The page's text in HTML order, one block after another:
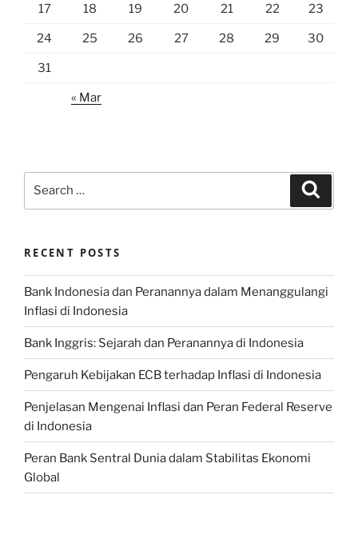
17 18 19 20 21 22 23
24 25 26 27 28 29 30
31
« Mar
RECENT POSTS
Bank Indonesia dan Peranannya dalam Menanggulangi
Inflasi di Indonesia
Bank Inggris: Sejarah dan Peranannya di Indonesia
Pengaruh Kebijakan ECB terhadap Inflasi di Indonesia
Penjelasan Mengenai Inflasi dan Peran Federal Reserve
di Indonesia
Peran Bank Sentral Dunia dalam Stabilitas Ekonomi
Global